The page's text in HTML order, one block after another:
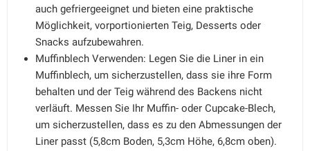
auch gefriergeeignet und bieten eine praktische
Möglichkeit, vorportionierten Teig, Desserts oder
Snacks aufzubewahren.
Muffinblech Verwenden: Legen Sie die Liner in ein
Muffinblech, um sicherzustellen, dass sie ihre Form
behalten und der Teig während des Backens nicht
verläuft. Messen Sie Ihr Muffin- oder Cupcake-Blech,
um sicherzustellen, dass es zu den Abmessungen der
Liner passt (5,8cm Boden, 5,3cm Höhe, 6,8cm oben).